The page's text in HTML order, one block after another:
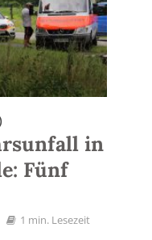
in
Fünf
1 min. Lesezeit